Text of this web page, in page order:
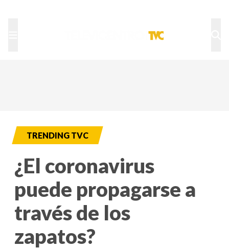
TRENDING TVC
¿El coronavirus
puede propagarse a
través de los
zapatos?